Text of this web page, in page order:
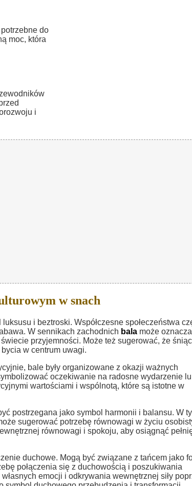
do
moc, która
i
w snach
i beztroski. Współczesne społeczeństwa
W sennikach zachodnich bala może
przyjemności. Może też sugerować, że
w centrum uwagi.
bale były organizowane z okazji ważnych
oczekiwanie na radosne wydarzenie
wartościami i wspólnotą, które są istotne w
postrzegana jako symbol harmonii i balansu. W
sugerować potrzebę równowagi w życiu
równowagi i spokoju, aby osiągnąć
duchowe. Mogą być związane z tańcem jako
połączenia się z duchowością i poszukiwania
emocji i odkrywania wewnętrznej siły